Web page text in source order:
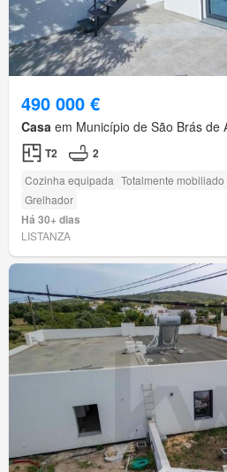
490 000 €
Casa em Município de São Brás de
T2 2
Cozinha equipada Totalmente mobiliado
Grelhador
Há 30+ dias
LISTANZA